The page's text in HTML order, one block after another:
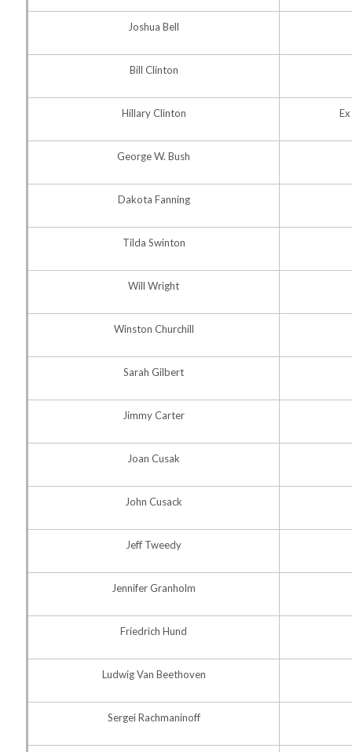
Joshua Bell
Bill Clinton
Hillary Clinton
George W. Bush
Dakota Fanning
Tilda Swinton
Will Wright
Winston Churchill
Sarah Gilbert
Jimmy Carter
Joan Cusak
John Cusack
Jeff Tweedy
Jennifer Granholm
Friedrich Hund
Ludwig Van Beethoven
Sergei Rachmaninoff